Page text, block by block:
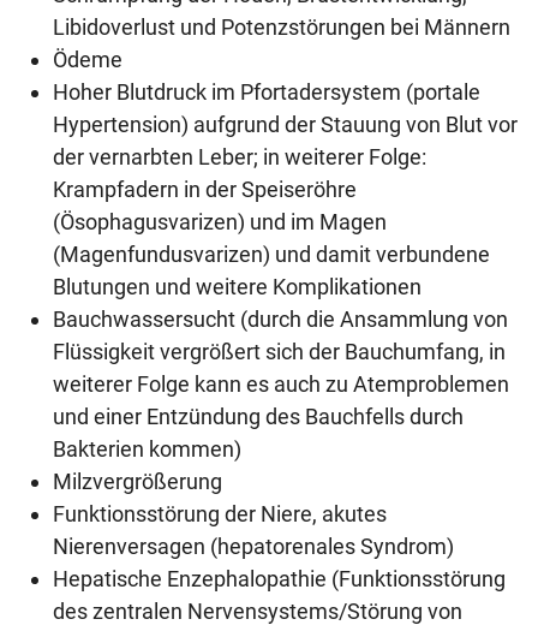
Libidoverlust und Potenzstörungen bei Männern
Ödeme
Hoher Blutdruck im Pfortadersystem (portale
Hypertension) aufgrund der Stauung von Blut vor
der vernarbten Leber; in weiterer Folge:
Krampfadern in der Speiseröhre
(Ösophagusvarizen) und im Magen
(Magenfundusvarizen) und damit verbundene
Blutungen und weitere Komplikationen
Bauchwassersucht (durch die Ansammlung von
Flüssigkeit vergrößert sich der Bauchumfang, in
weiterer Folge kann es auch zu Atemproblemen
und einer Entzündung des Bauchfells durch
Bakterien kommen)
Milzvergrößerung
Funktionsstörung der Niere, akutes
Nierenversagen (hepatorenales Syndrom)
Hepatische Enzephalopathie (Funktionsstörung
des zentralen Nervensystems/Störung von